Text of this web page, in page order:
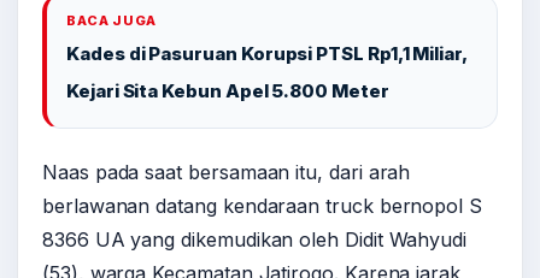
BACA JUGA
Kades di Pasuruan Korupsi PTSL Rp1,1 Miliar,
Kejari Sita Kebun Apel 5.800 Meter
Naas pada saat bersamaan itu, dari arah
berlawanan datang kendaraan truck bernopol S
8366 UA yang dikemudikan oleh Didit Wahyudi
(53), warga Kecamatan Jatirogo. Karena jarak